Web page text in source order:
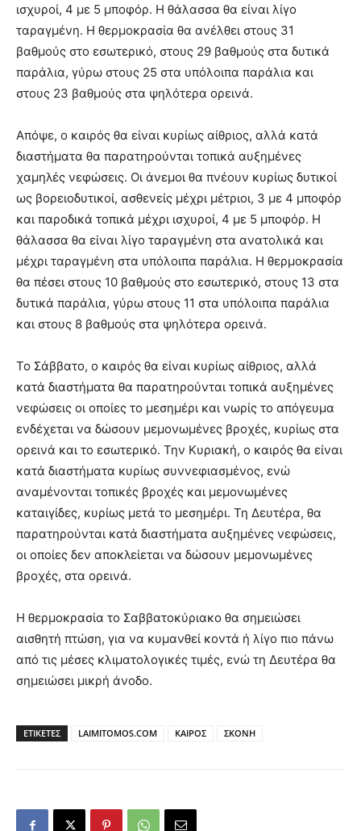
ισχυροί, 4 με 5 μποφόρ. Η θάλασσα θα είναι λίγο
ταραγμένη. Η θερμοκρασία θα ανέλθει στους 31
βαθμούς στο εσωτερικό, στους 29 βαθμούς στα δυτικά
παράλια, γύρω στους 25 στα υπόλοιπα παράλια και
στους 23 βαθμούς στα ψηλότερα ορεινά.
Απόψε, ο καιρός θα είναι κυρίως αίθριος, αλλά κατά
διαστήματα θα παρατηρούνται τοπικά αυξημένες
χαμηλές νεφώσεις. Οι άνεμοι θα πνέουν κυρίως δυτικοί
ως βορειοδυτικοί, ασθενείς μέχρι μέτριοι, 3 με 4 μποφόρ
και παροδικά τοπικά μέχρι ισχυροί, 4 με 5 μποφόρ. Η
θάλασσα θα είναι λίγο ταραγμένη στα ανατολικά και
μέχρι ταραγμένη στα υπόλοιπα παράλια. Η θερμοκρασία
θα πέσει στους 10 βαθμούς στο εσωτερικό, στους 13 στα
δυτικά παράλια, γύρω στους 11 στα υπόλοιπα παράλια
και στους 8 βαθμούς στα ψηλότερα ορεινά.
Το Σάββατο, ο καιρός θα είναι κυρίως αίθριος, αλλά
κατά διαστήματα θα παρατηρούνται τοπικά αυξημένες
νεφώσεις οι οποίες το μεσημέρι και νωρίς το απόγευμα
ενδέχεται να δώσουν μεμονωμένες βροχές, κυρίως στα
ορεινά και το εσωτερικό. Την Κυριακή, ο καιρός θα είναι
κατά διαστήματα κυρίως συννεφιασμένος, ενώ
αναμένονται τοπικές βροχές και μεμονωμένες
καταιγίδες, κυρίως μετά το μεσημέρι. Τη Δευτέρα, θα
παρατηρούνται κατά διαστήματα αυξημένες νεφώσεις,
οι οποίες δεν αποκλείεται να δώσουν μεμονωμένες
βροχές, στα ορεινά.
Η θερμοκρασία το Σαββατοκύριακο θα σημειώσει
αισθητή πτώση, για να κυμανθεί κοντά ή λίγο πιο πάνω
από τις μέσες κλιματολογικές τιμές, ενώ τη Δευτέρα θα
σημειώσει μικρή άνοδο.
ΕΤΙΚΕΤΕΣ LAIMITOMOS.COM ΚΑΙΡΟΣ ΣΚΟΝΗ